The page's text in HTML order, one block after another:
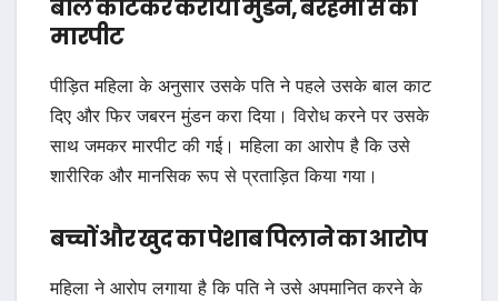
बाल काटकर कराया मुंडन, बेरहमी से की
मारपीट
पीड़ित महिला के अनुसार उसके पति ने पहले उसके बाल काट
दिए और फिर जबरन मुंडन करा दिया। विरोध करने पर उसके
साथ जमकर मारपीट की गई। महिला का आरोप है कि उसे
शारीरिक और मानसिक रूप से प्रताड़ित किया गया।
बच्चों और खुद का पेशाब पिलाने का आरोप
महिला ने आरोप लगाया है कि पति ने उसे अपमानित करने के